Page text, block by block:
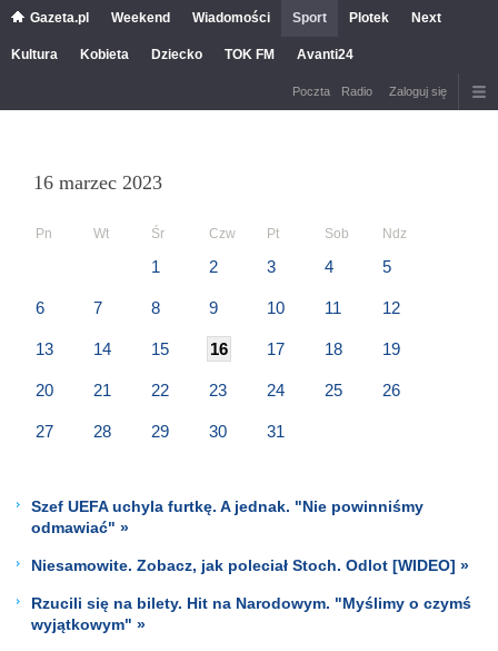
Gazeta.pl Weekend Wiadomości Sport Plotek Next
Kultura Kobieta Dziecko TOK FM Avanti24
Poczta Radio Zaloguj się
16 marzec 2023
Pn Wt Śr Czw Pt Sob Ndz
1 2 3 4 5
6 7 8 9 10 11 12
13 14 15 16 17 18 19
20 21 22 23 24 25 26
27 28 29 30 31
Szef UEFA uchyla furtkę. A jednak. "Nie powinniśmy
odmawiać" »
Niesamowite. Zobacz, jak poleciał Stoch. Odlot [WIDEO] »
Rzucili się na bilety. Hit na Narodowym. "Myślimy o czymś
wyjątkowym" »